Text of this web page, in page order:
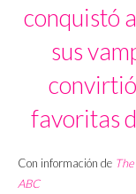
conquistó
sus
favoritas
Con información de
ABC